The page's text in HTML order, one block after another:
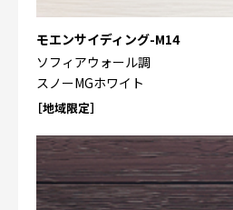
モエンサイディング-M14
ソフィアウォール調
スノーMGホワイト
［地域限定］